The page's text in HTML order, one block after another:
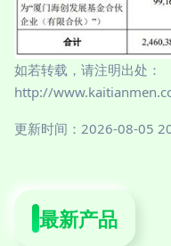
如若转载，请注明出处：
http://
更新时间：2026-08-05
最新产品